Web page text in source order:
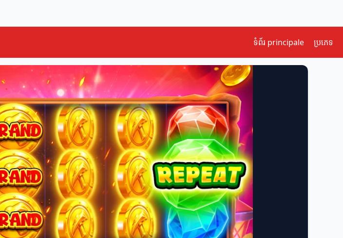
ទំព័រ principale ប្រភេទ